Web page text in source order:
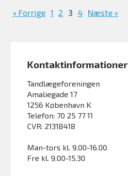
« Forrige 1 2 3 4 Næste »
Kontaktinformationer
Tandlægeforeningen
Amaliegade 17
1256 København K
Telefon: 70 25 77 11
CVR: 21318418
Man-tors kl. 9.00-16.00
Fre kl. 9.00-15.30